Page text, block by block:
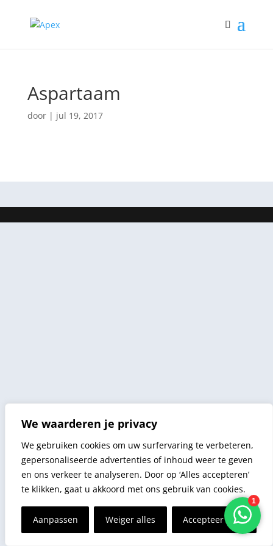
We waarderen je privacy
We gebruiken cookies om uw surfervaring te verbeteren,
gepersonaliseerde advertenties of inhoud weer te geven
en ons verkeer te analyseren. Door op ‘Alles accepteren’
te klikken, gaat u akkoord met ons gebruik van cookies.
Aanpassen Weiger alles Accepteer alles
Aspartaam
door | jul 19, 2017